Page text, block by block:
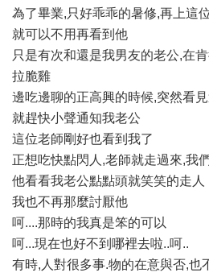
為了畢業,只好乖乖的暑修,再上這
就可以不用再看到他
只是有次和還是我男友的老公,在
拉脆雞
邊吃邊聊的正高興的時候,突然看
就趕快小聲通知我老公
這位老師剛好也看到我了
正想吃快點閃人,老師就走過來,我
他看看我老公點點頭就笑笑的走人
我也不再那麼討厭他
呵....那時的我真是笨的可以
呵...現在也好不到哪裡去啦..呵..
有時,人對很多事.物的在意與否,也